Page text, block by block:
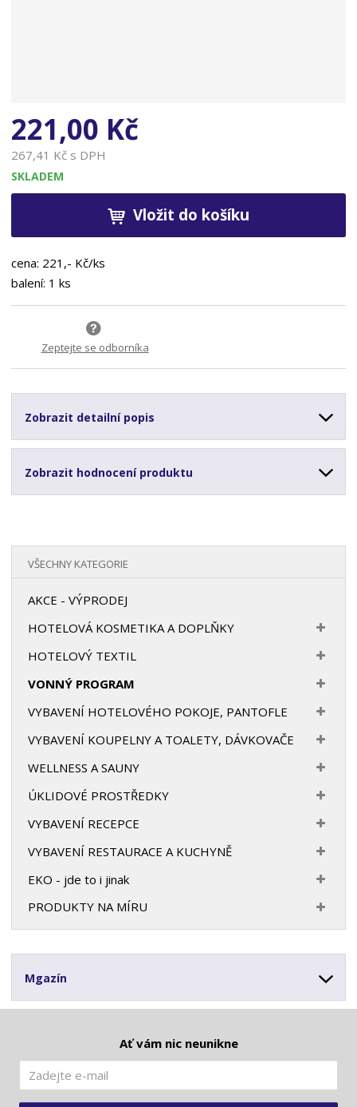
221,00 Kč
267,41 Kč s DPH
SKLADEM
Vložit do košíku
cena: 221,- Kč/ks
balení: 1 ks
Zeptejte se odborníka
Zobrazit detailní popis
Zobrazit hodnocení produktu
VŠECHNY KATEGORIE
AKCE - VÝPRODEJ
HOTELOVÁ KOSMETIKA A DOPLŇKY
HOTELOVÝ TEXTIL
VONNÝ PROGRAM
VYBAVENÍ HOTELOVÉHO POKOJE, PANTOFLE
VYBAVENÍ KOUPELNY A TOALETY, DÁVKOVAČE
WELLNESS A SAUNY
ÚKLIDOVÉ PROSTŘEDKY
VYBAVENÍ RECEPCE
VYBAVENÍ RESTAURACE A KUCHYNĚ
EKO - jde to i jinak
PRODUKTY NA MÍRU
Mgazín
Ať vám nic neunikne